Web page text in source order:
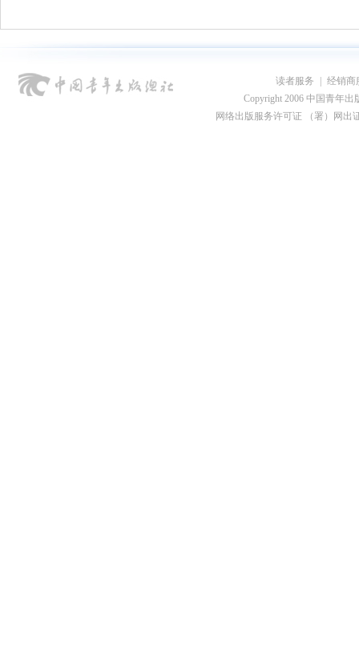
读者服务
经销商
Copyright 2006 中国青年出
网络出版服务许可证 （署）网出